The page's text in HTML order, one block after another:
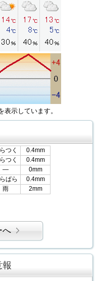
示しています。
つく
0.4mm
つく
0.4mm
―
0mm
ぱら
0.4mm
雨 2mm
へ